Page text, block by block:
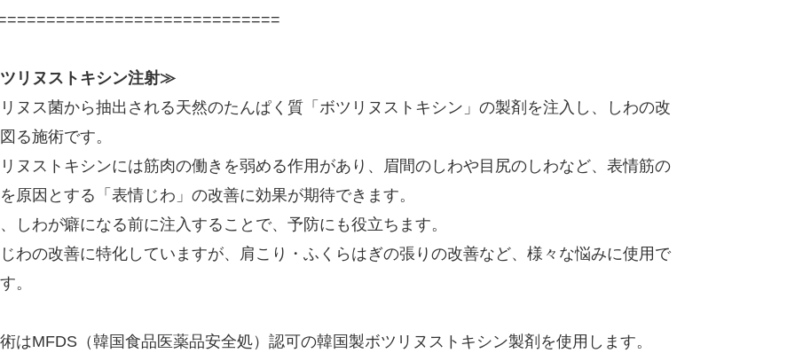
リヌストキシン注射≫
ヌス菌から抽出される天然のたんぱく質「ボツリヌストキシン」の製剤を注入し、しわの改
る施術です。
ヌストキシンには筋肉の働きを弱める作用があり、眉間のしわや目尻のしわなど、表情筋の
原因とする「表情じわ」の改善に効果が期待できます。
しわが癖になる前に注入することで、予防にも役立ちます。
わの改善に特化していますが、肩こり・ふくらはぎの張りの改善など、様々な悩みに使用で
。
はMFDS（韓国食品医薬品安全処）認可の韓国製ボツリヌストキシン製剤を使用します。